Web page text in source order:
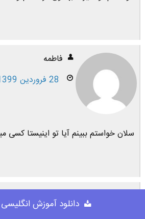
فاطمه
28 فروردین 1399
سلان خواستم ببینم آیا تو اینیستا کسی
بشارتی
دانلود آموزش انگلیسی